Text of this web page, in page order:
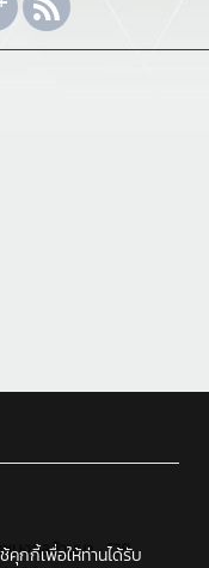
มงคลล้านนา : 128
คุกกี้เพื่อให้ท่านได้รับ